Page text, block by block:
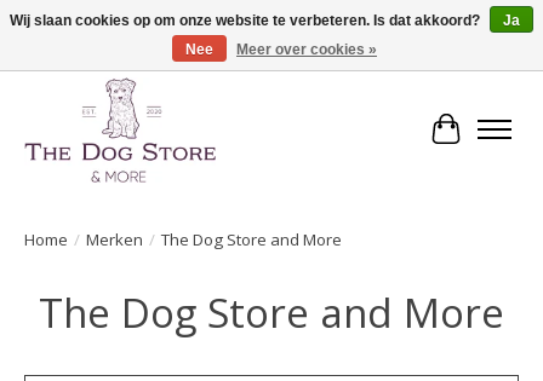
De speciaalzaak in hondenartikelen en meer!
Home / Merken / The Dog Store and More
The Dog Store and More
Wij slaan cookies op om onze website te verbeteren. Is dat akkoord?
Ja
Nee
Meer over cookies »